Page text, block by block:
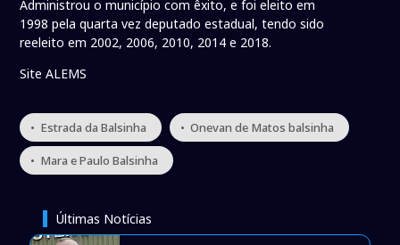
Administrou o município com êxito, e foi eleito em
1998 pela quarta vez deputado estadual, tendo sido
reeleito em 2002, 2006, 2010, 2014 e 2018.
Site ALEMS
• Estrada da Balsinha • Onevan de Matos balsinha
• Mara e Paulo Balsinha
Últimas Notícias